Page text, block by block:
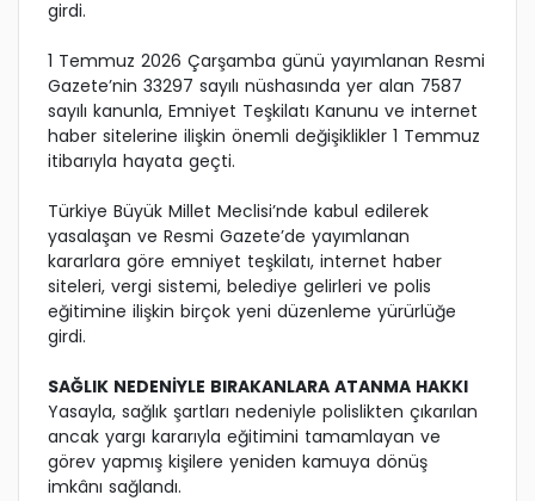
girdi.
1 Temmuz 2026 Çarşamba günü yayımlanan Resmi
Gazete’nin 33297 sayılı nüshasında yer alan 7587
sayılı kanunla, Emniyet Teşkilatı Kanunu ve internet
haber sitelerine ilişkin önemli değişiklikler 1 Temmuz
itibarıyla hayata geçti.
Türkiye Büyük Millet Meclisi’nde kabul edilerek
yasalaşan ve Resmi Gazete’de yayımlanan
kararlara göre emniyet teşkilatı, internet haber
siteleri, vergi sistemi, belediye gelirleri ve polis
eğitimine ilişkin birçok yeni düzenleme yürürlüğe
girdi.
SAĞLIK NEDENİYLE BIRAKANLARA ATANMA HAKKI
Yasayla, sağlık şartları nedeniyle polislikten çıkarılan
ancak yargı kararıyla eğitimini tamamlayan ve
görev yapmış kişilere yeniden kamuya dönüş
imkânı sağlandı.